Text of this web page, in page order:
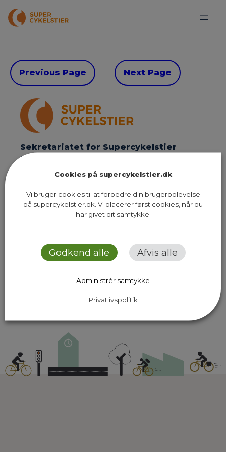
Previous Page Next Page
Sekretariatet for Supercykelstier
Islands Brygge 37, 5. sal
2300 København S
Send os en email
Nyheder Dokumenter Kontakt
Cookies på supercykelstier.dk
Vi bruger cookies til at forbedre din brugeroplevelse
på supercykelstier.dk. Vi placerer først cookies, når du
har givet dit samtykke.
Godkend alle Afvis alle
Administrér samtykke
Privatlivspolitik